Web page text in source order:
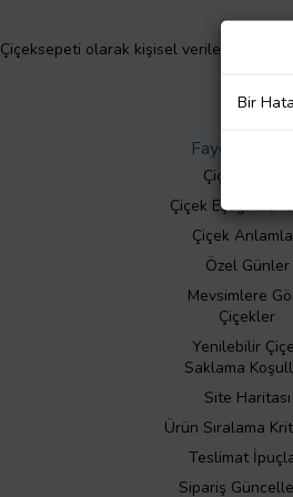
Çiçeksepeti olarak kişisel verilerinizin
Faydalı Bilgiler
Çiçek Bakımı
Çiçek Eşliğinde
Çiçek
Özel Günler
Mevsimlere
Çiçekler
Yenilebilir
Saklama
Site Haritası
Ürün Sıralama
Teslimat
Sipariş
Bir